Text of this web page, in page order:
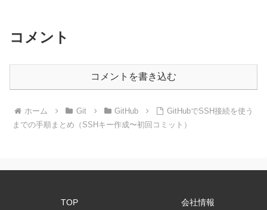
コメント
コメントを書き込む
ホーム Git GitHub
GitHubでSSH接続を使う
までの手順まとめ（SSHキー作成〜初回コミット）
TOP
会社情報